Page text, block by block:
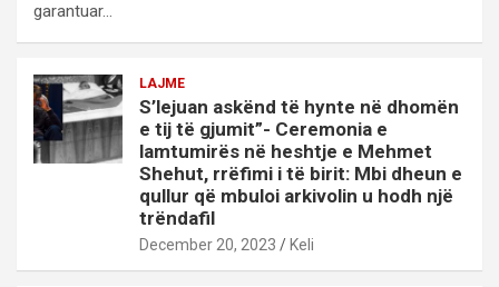
garantuar…
LAJME
S’lejuan askënd të hynte në dhomën
e tij të gjumit”- Ceremonia e
lamtumirës në heshtje e Mehmet
Shehut, rrëfimi i të birit: Mbi dheun e
qullur që mbuloi arkivolin u hodh një
trëndafil
December 20, 2023 Keli